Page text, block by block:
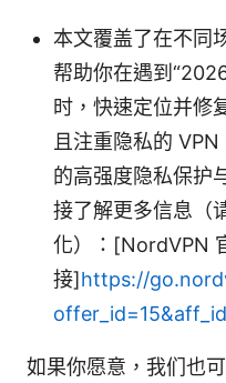
本文覆盖了在不同
帮助你在遇到
时，快速定位并修
且注重隐私的
的高强度隐私保护
接了解更多信息（
化）：[NordVPN
接]https://
如果你愿意，我们也